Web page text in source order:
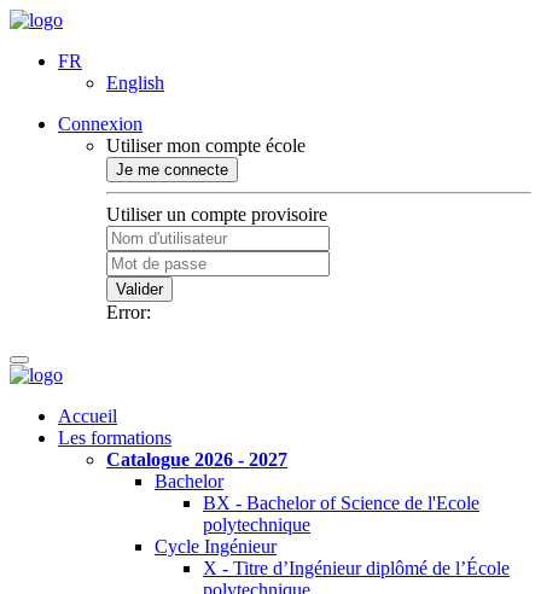
FR
English
Connexion
Utiliser mon compte école
Je me connecte
Utiliser un compte provisoire
Valider
Error:
Accueil
Les formations
Catalogue 2026 - 2027
Bachelor
BX - Bachelor of Science de l'Ecole
polytechnique
Cycle Ingénieur
X - Titre d’Ingénieur diplômé de l’École
polytechnique